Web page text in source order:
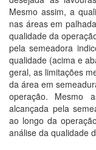
Mesmo assim, a
nas áreas em
qualidade da
pela semeadora
qualidade (acima e
geral, as limitações
da área em
operação. Mesmo
alcançada pela
ao longo da
análise da qualidade